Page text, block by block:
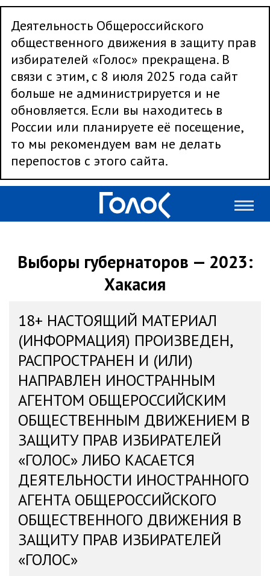
Деятельность Общероссийского
общественного движения в защиту прав
избирателей «Голос» прекращена. В
связи с этим, с 8 июля 2025 года сайт
больше не администрируется и не
обновляется. Если вы находитесь в
России или планируете её посещение,
то мы рекомендуем вам не делать
перепостов с этого сайта.
Выборы губернаторов — 2023:
Хакасия
18+ НАСТОЯЩИЙ МАТЕРИАЛ
(ИНФОРМАЦИЯ) ПРОИЗВЕДЕН,
РАСПРОСТРАНЕН И (ИЛИ)
НАПРАВЛЕН ИНОСТРАННЫМ
АГЕНТОМ ОБЩЕРОССИЙСКИМ
ОБЩЕСТВЕННЫМ ДВИЖЕНИЕМ В
ЗАЩИТУ ПРАВ ИЗБИРАТЕЛЕЙ
«ГОЛОС» ЛИБО КАСАЕТСЯ
ДЕЯТЕЛЬНОСТИ ИНОСТРАННОГО
АГЕНТА ОБЩЕРОССИЙСКОГО
ОБЩЕСТВЕННОГО ДВИЖЕНИЯ В
ЗАЩИТУ ПРАВ ИЗБИРАТЕЛЕЙ
«ГОЛОС»